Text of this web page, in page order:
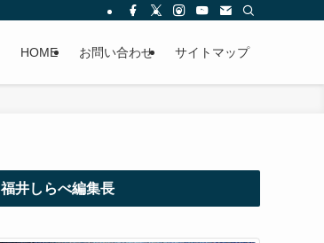
HOME お問い合わせ サイトマップ
福井しらべ編集長